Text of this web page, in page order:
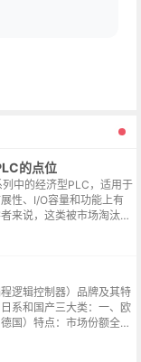
的点位
中的经济型PLC，适用于
性、I/O容量和功能上有
来说，这类被市场淘汰却
是一个极佳的选择，百元
逻辑控制器）品牌及其特
系和国产三大类：一、欧
国）特点：市场份额全球
态强大（如TIA Porta